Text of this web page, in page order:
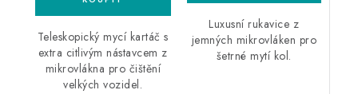
Teleskopický mycí kartáč s
extra citlivým nástavcem z
mikrovlákna pro čištění
velkých vozidel.
Luxusní rukavice z
jemných mikrovláken pro
šetrné mytí kol.